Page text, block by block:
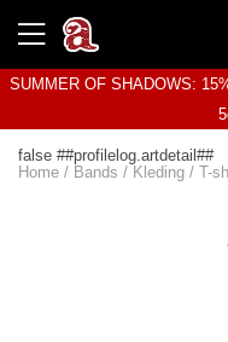
SUMMER OF SHADOWS:
false ##profilelog.artdetail##
Home / Bands / Kleding / T-